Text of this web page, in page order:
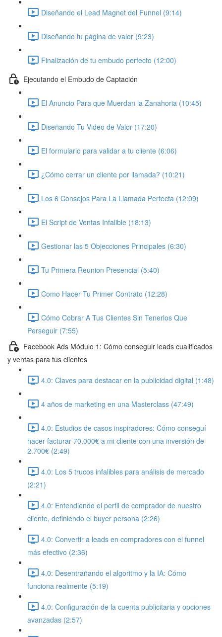
Diseñando el Lead Magnet del Funnel (9:14)
Diseñando tu página de valor (9:23)
Finalización de tu embudo perfecto (12:00)
Ejecutando el Embudo de Captación
El Anuncio Para que Muerdan la Zanahoria (10:45)
Diseñando Tu Video de Valor (17:20)
El formulario para validar a tu cliente (6:06)
¿Cómo cerrar un cliente por llamada? (10:21)
Los 6 Consejos Para La Llamada Perfecta (12:09)
El Script de Ventas Infalible (18:13)
Gestionar las 5 Objecciones Principales (6:30)
Tu Primera Reunion Presencial (5:40)
Como Hacer Tu Primer Contrato (12:28)
Cómo Cobrar A Tus Clientes Sin Tenerlos Que
Perseguir (7:55)
Facebook Ads Módulo 1: Cómo conseguir leads cualificados
y ventas para tus clientes
4.0: Claves para destacar en la publicidad digital (1:48)
4 años de marketing en una Masterclass (47:49)
4.0: Estudios de casos inspiradores: Cómo conseguí
hacer facturar 70.000€ a mi cliente con una inversión de
2.700€ (2:49)
4.0: Los 5 trucos infalibles para análisis de mercado
(2:21)
4.0: Entendiendo el perfil de comprador de nuestro
cliente, definiendo el buyer persona (2:26)
4.0: Convertir a leads en compradores con el funnel
más efectivo (2:36)
4.0: Desentrañando el algoritmo y la IA: Cómo
funciona realmente (5:19)
4.0: Configuración de la cuenta publicitaria y opciones
avanzadas (2:57)